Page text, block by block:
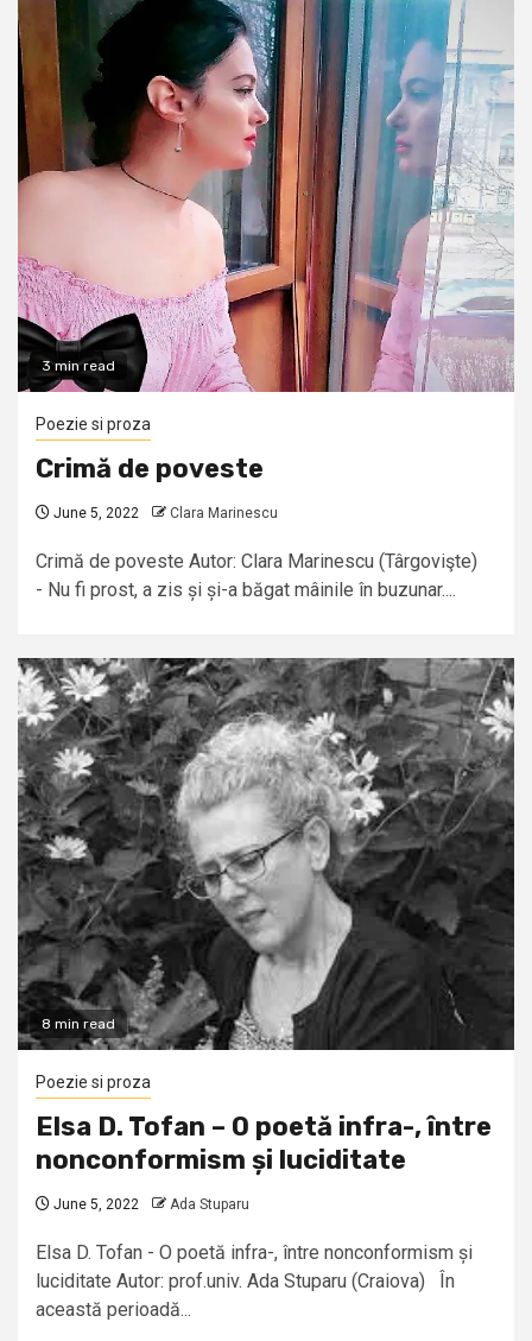
3 min read
Poezie si proza
Crimă de poveste
June 5, 2022 Clara Marinescu
Crimă de poveste Autor: Clara Marinescu (Târgovişte)
- Nu fi prost, a zis și și-a băgat mâinile în buzunar....
8 min read
Poezie si proza
Elsa D. Tofan – O poetă infra-, între
nonconformism și luciditate
June 5, 2022 Ada Stuparu
Elsa D. Tofan - O poetă infra-, între nonconformism și
luciditate Autor: prof.univ. Ada Stuparu (Craiova) În
această perioadă...